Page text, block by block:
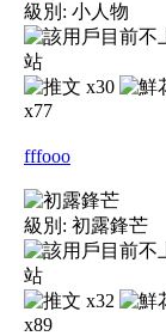
級別: 小人物
x30
x77
fffooo
級別: 初露鋒芒
x32
x89